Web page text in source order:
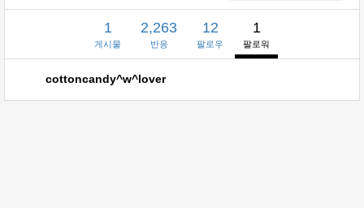
1
게시물
2,263
반응
12
팔로우
1
팔로워
cottoncandy^w^lover